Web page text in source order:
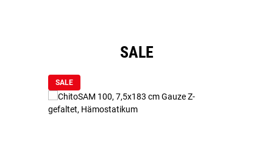
SALE
SALE